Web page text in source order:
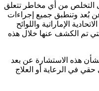
التخلص من أي مخاطر تتعلق
بُعد وتنطبق جميع إجراءات
الإماراتية واللوائح
تم الكشف عنها خلال هذه
هذه الاستشارة عن بعد
في الرعاية أو العلاج